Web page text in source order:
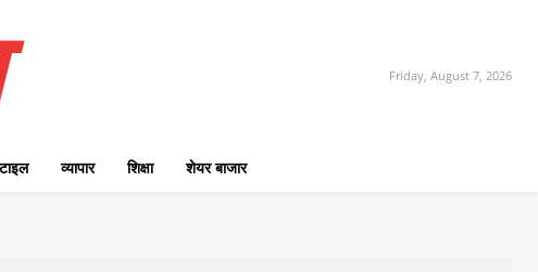
Friday, August 7, 2026
व्यापार शिक्षा शेयर बाजार